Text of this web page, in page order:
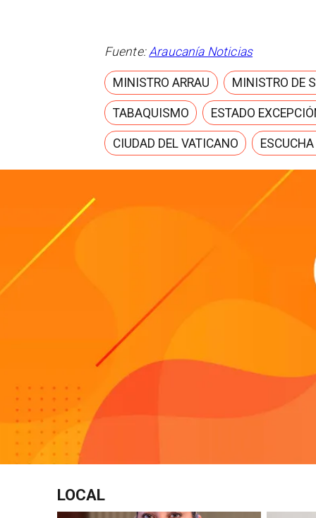
Fuente:Araucanía Noticias
MINISTRO ARRAU MINISTRO DE
TABAQUISMO ESTADO
CIUDAD DEL VATICANO
LOCAL